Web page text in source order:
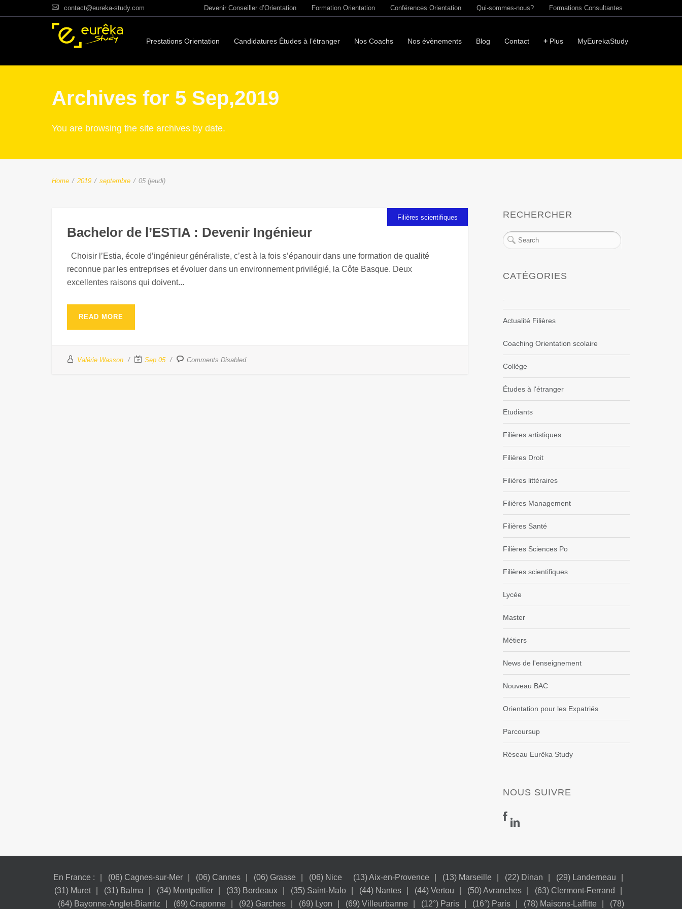
contact@eureka-study.com Devenir Conseiller d’Orientation Formation Orientation Conférences Orientation Qui-sommes-nous? Formations Consultantes
Prestations Orientation Candidatures Études à l’étranger Nos Coachs Nos évènements Blog Contact + Plus MyEurekaStudy
Archives for 5 Sep,2019
You are browsing the site archives by date.
Home / 2019 / septembre / 05 (jeudi)
Filières scientifiques
Bachelor de l’ESTIA : Devenir Ingénieur
Choisir l’Estia, école d’ingénieur généraliste, c’est à la fois s’épanouir dans une formation de qualité
reconnue par les entreprises et évoluer dans un environnement privilégié, la Côte Basque. Deux
excellentes raisons qui doivent...
READ MORE
Valérie Wasson Sep 05 Comments Disabled
RECHERCHER
CATÉGORIES
Actualité Filières
Coaching Orientation scolaire
Collège
Études à l'étranger
Etudiants
Filières artistiques
Filières Droit
Filières littéraires
Filières Management
Filières Santé
Filières Sciences Po
Filières scientifiques
Lycée
Master
Métiers
News de l'enseignement
Nouveau BAC
Orientation pour les Expatriés
Parcoursup
Réseau Eurêka Study
NOUS SUIVRE
En France : (06) Cagnes-sur-Mer (06) Cannes (06) Grasse (06) Nice (13) Aix-en-Provence (13) Marseille (22) Dinan
(29) Landerneau
(31) Muret
(31) Balma (34) Montpellier (33) Bordeaux (35) Saint-Malo (44) Nantes (44) Vertou (50) Avranches
(63) Clermont-Ferrand
(64) Bayonne-Anglet-Biarritz
(69) Craponne (92) Garches (69) Lyon (69) Villeurbanne (12°) Paris (16°) Paris (78) Maisons-Laffitte (78)